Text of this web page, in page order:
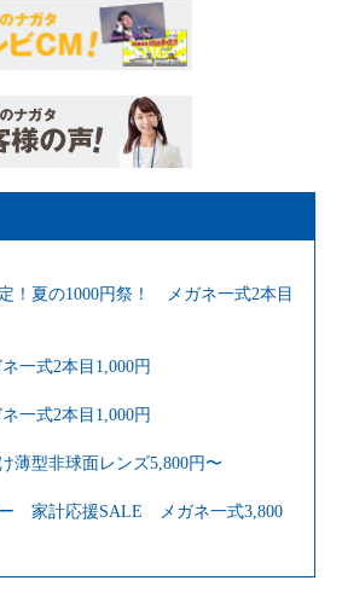
！夏の1000円祭！ メガネ一式2本目
一式2本目1,000円
一式2本目1,000円
薄型非球面レンズ5,800円〜
家計応援SALE メガネ一式3,800